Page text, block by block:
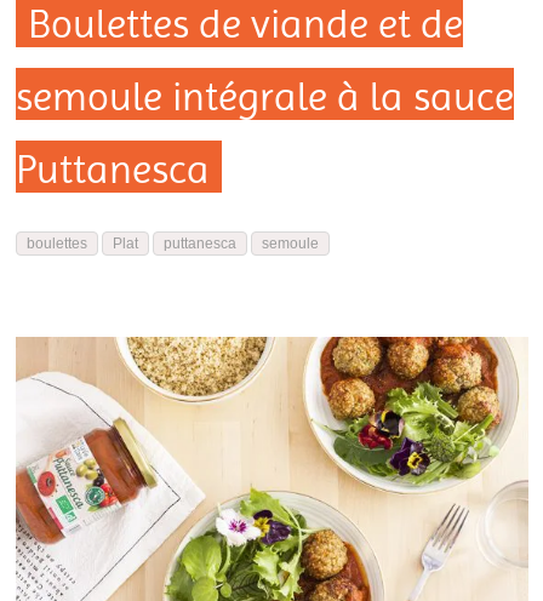
Boulettes de viande et de
semoule intégrale à la sauce
Puttanesca
boulettes Plat puttanesca semoule